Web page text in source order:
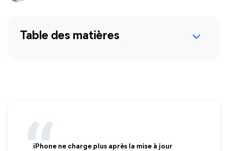
Table des matières
iPhone ne charge plus après la mise à jour